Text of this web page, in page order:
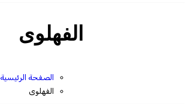
الفهلوى
الصفحة الرئيسية
الفهلوى